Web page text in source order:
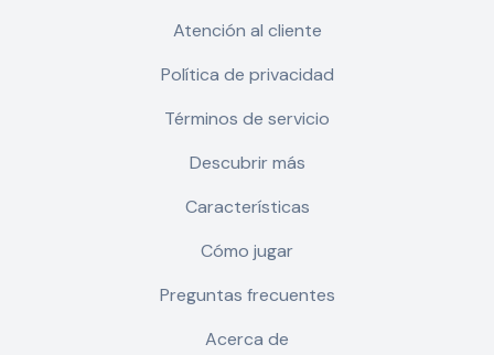
Atención al cliente
Política de privacidad
Términos de servicio
Descubrir más
Características
Cómo jugar
Preguntas frecuentes
Acerca de